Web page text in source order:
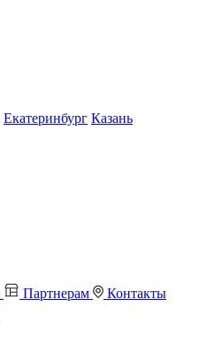
Екатеринбург Казань
Партнерам Контакты